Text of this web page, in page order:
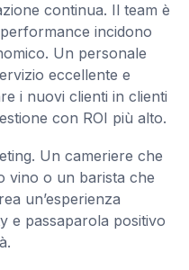
continua. Il team è
incidono
Un personale
eccellente e
i nuovi clienti in clienti
con ROI più alto.
Un cameriere che
vino o un barista che
un’esperienza
e passaparola positivo